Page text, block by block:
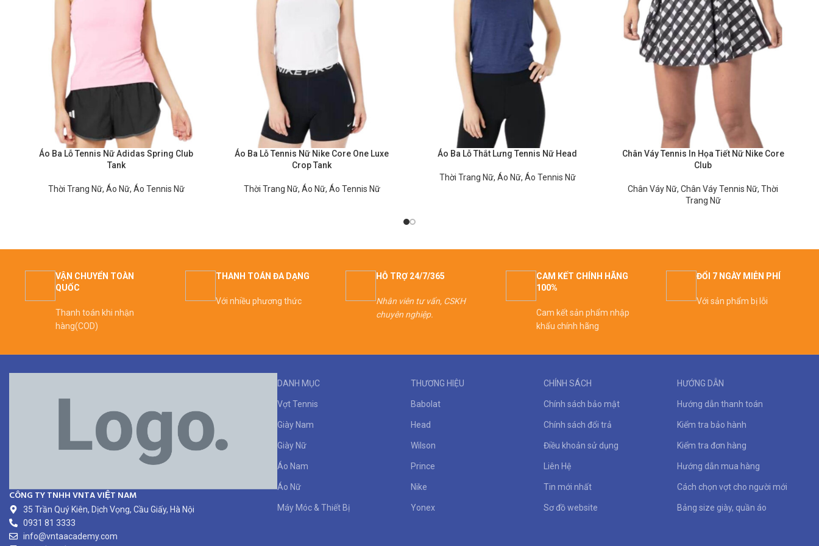
Áo Ba Lỗ Tennis Nữ Adidas Spring Club
Tank
Thời Trang Nữ, Áo Nữ, Áo Tennis Nữ
Áo Ba Lỗ Tennis Nữ Nike Core One Luxe
Crop Tank
Thời Trang Nữ, Áo Nữ, Áo Tennis Nữ
Áo Ba Lỗ Thắt Lưng Tennis Nữ Head
Thời Trang Nữ, Áo Nữ, Áo Tennis Nữ
Chân Váy Tennis In Họa Tiết Nữ Nike Core
Club
Chân Váy Nữ, Chân Váy Tennis Nữ, Thời
Trang Nữ
VẬN CHUYỂN TOÀN
QUỐC
Thanh toán khi nhận
hàng(COD)
THANH TOÁN ĐA DẠNG
Với nhiều phương thức
HỖ TRỢ 24/7/365
Nhân viên tư vấn, CSKH
chuyên nghiệp.
CAM KẾT CHÍNH HÃNG
100%
Cam kết sản phẩm nhập
khẩu chính hãng
ĐỔI 7 NGÀY MIỄN PHÍ
Với sản phẩm bị lỗi
CÔNG TY TNHH VNTA VIỆT NAM
35 Trần Quý Kiên, Dịch Vọng, Cầu Giấy, Hà Nội
0931 81 3333
info@vntaacademy.com
DANH MỤC
Vợt Tennis
Giày Nam
Giày Nữ
Áo Nam
Áo Nữ
Máy Móc & Thiết Bị
THƯƠNG HIỆU
Babolat
Head
Wilson
Prince
Nike
Yonex
CHÍNH SÁCH
Chính sách bảo mật
Chính sách đổi trả
Điều khoản sử dụng
Liên Hệ
Tin mới nhất
Sơ đồ website
HƯỚNG DẪN
Hướng dẫn thanh toán
Kiểm tra bảo hành
Kiểm tra đơn hàng
Hướng dẫn mua hàng
Cách chọn vợt cho người mới
Bảng size giày, quần áo